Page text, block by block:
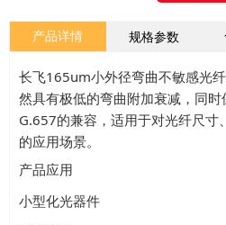
产品详情 规格参数
长飞165um小外径弯曲不敏感光
然具有极低的弯曲附加衰减，同
G.657的兼容，适用于对光纤尺寸
的应用场景。
产品应用
小型化光器件